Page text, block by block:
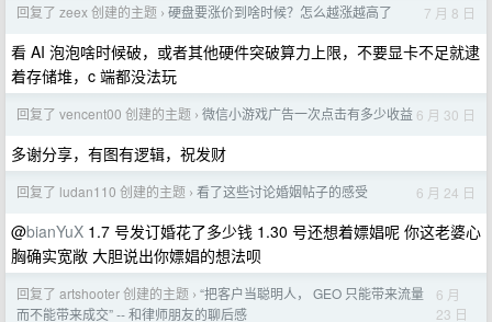
回复了 zeex 创建的主题 › 硬盘要涨价到啥时候？怎么越涨越高了 7 月 8 日
看 AI 泡泡啥时候破，或者其他硬件突破算力上限，不要显卡不足就逮
着存储堆，c 端都没法玩
回复了 vencent00 创建的主题 › 微信小游戏广告一次点击有多少收益 6 月 30 日
多谢分享，有图有逻辑，祝发财
回复了 ludan110 创建的主题 › 看了这些讨论婚姻帖子的感受 6 月 24 日
@bianYuX 1.7 号发订婚花了多少钱 1.30 号还想着嫖娼呢 你这老婆心
胸确实宽敞 大胆说出你嫖娼的想法呗
回复了 artshooter 创建的主题 › “把客户当聪明人， GEO 只能带来流量
而不能带来成交” -- 和律师朋友的聊后感
6 月
23 日